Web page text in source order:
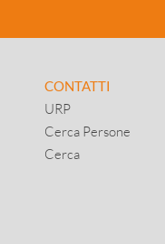
CONTATTI
URP
Cerca Persone
Cerca